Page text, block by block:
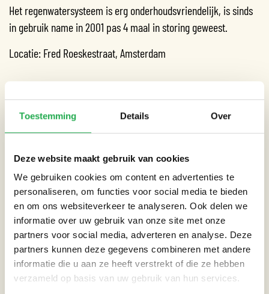
Toestemming Details Over
Deze website maakt gebruik van cookies
We gebruiken cookies om content en advertenties te
personaliseren, om functies voor social media te bieden
en om ons websiteverkeer te analyseren. Ook delen we
informatie over uw gebruik van onze site met onze
partners voor social media, adverteren en analyse. Deze
partners kunnen deze gegevens combineren met andere
informatie die u aan ze heeft verstrekt of die ze hebben
verzameld op basis van uw gebruik van hun services.
Het regenwatersysteem is erg onderhoudsvriendelijk, is sinds
in gebruik name in 2001 pas 4 maal in storing geweest.
Locatie: Fred Roeskestraat, Amsterdam
Dak
Gebouw
THEMA’S
Droogte